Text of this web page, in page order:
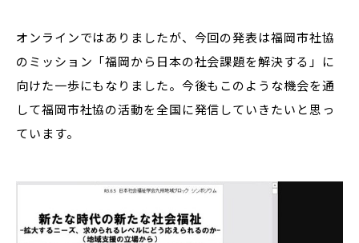
オンラインではありましたが、今回の発表は福岡市社協
のミッション「福岡から日本の社会課題を解決する」に
向けた一歩にもなりました。今後もこのような機会を通
して福岡市社協の活動を全国に発信していきたいと思っ
ています。